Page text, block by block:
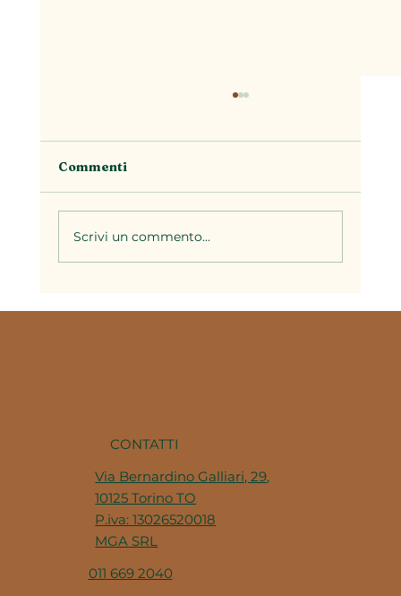
Commenti
Scrivi un commento...
CONTATTI
Via Bernardino Galliari, 29,
10125 Torino TO
P.iva: 13026520018
MGA SRL
011 669 2040